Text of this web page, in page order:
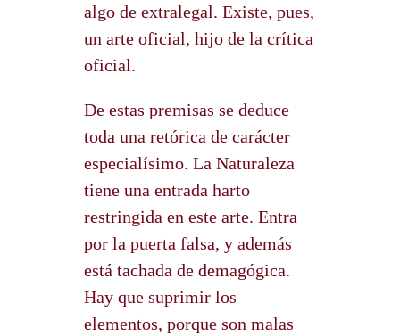
algo de extralegal. Existe, pues,
un arte oficial, hijo de la crítica
oficial.
De estas premisas se deduce
toda una retórica de carácter
especialísimo. La Naturaleza
tiene una entrada harto
restringida en este arte. Entra
por la puerta falsa, y además
está tachada de demagógica.
Hay que suprimir los
elementos, porque son malas